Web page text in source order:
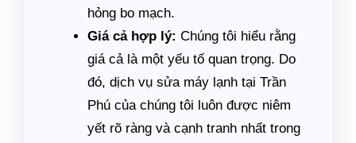
hỏng bo mạch.
Giá cả hợp lý: Chúng tôi hiểu rằng
giá cả là một yếu tố quan trọng. Do
đó, dịch vụ sửa máy lạnh tại Trần
Phú của chúng tôi luôn được niêm
yết rõ ràng và cạnh tranh nhất trong